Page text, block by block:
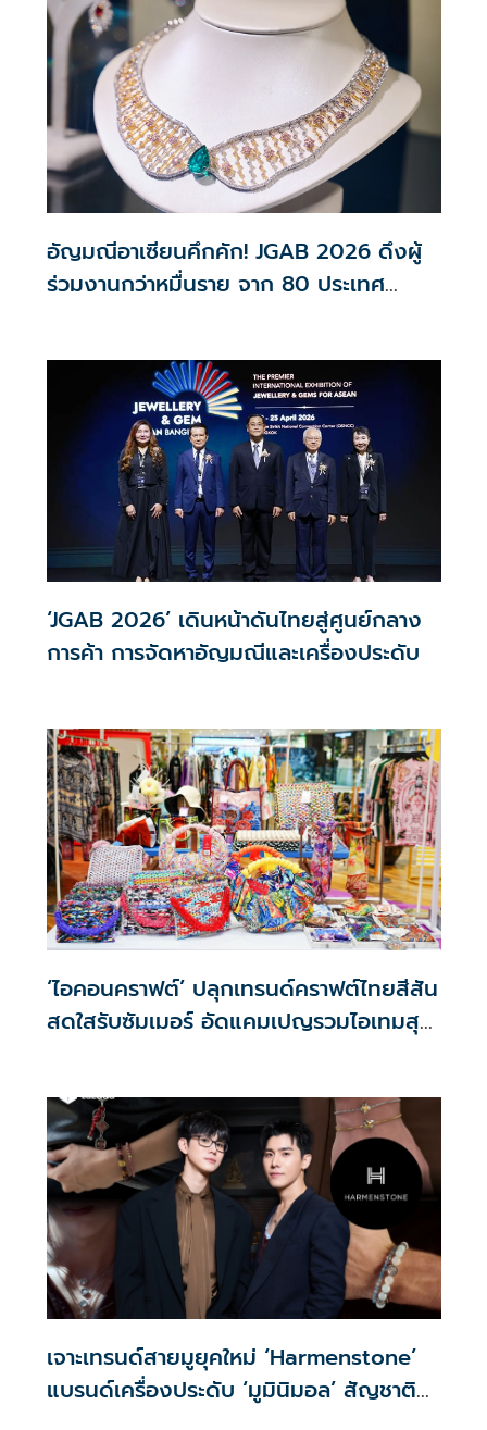
คาดแนวโน้มชะลอตัว หลังมีสัญญาณชัด ทั้งปัญหา
ตะวันออกกลาง เศรษฐกิจไม่โต บาทแข็ง
อัญมณีอาเซียนคึกคัก! JGAB 2026 ดึงผู้
ร่วมงานกว่าหมื่นราย จาก 80 ประเทศ
‘JGAB 2026’ เดินหน้าดันไทยสู่ศูนย์กลาง
การค้า การจัดหาอัญมณีและเครื่องประดับ
‘ไอคอนคราฟต์’ ปลุกเทรนด์คราฟต์ไทยสีสัน
สดใสรับซัมเมอร์ อัดแคมเปญรวมไอเทมสุด
เจาะเทรนด์สายมูยุคใหม่ ‘Harmenstone’
แบรนด์เครื่องประดับ ‘มูมินิมอล’ สัญชาติ